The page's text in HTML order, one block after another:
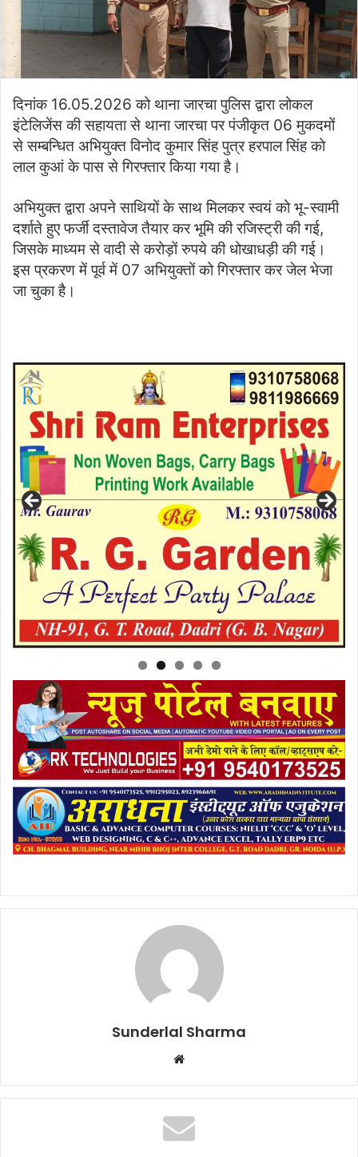
दिनांक 16.05.2026 को थाना जारचा पुलिस द्वारा लोकल
इंटेलिजेंस की सहायता से थाना जारचा पर पंजीकृत 06 मुकदमों
से सम्बन्धित अभियुक्त विनोद कुमार सिंह पुत्र हरपाल सिंह को
लाल कुआं के पास से गिरफ्तार किया गया है।
अभियुक्त द्वारा अपने साथियों के साथ मिलकर स्वयं को भू-स्वामी
दर्शाते हुए फर्जी दस्तावेज तैयार कर भूमि की रजिस्ट्री की गई,
जिसके माध्यम से वादी से करोड़ों रुपये की धोखाधड़ी की गई।
इस प्रकरण में पूर्व में 07 अभियुक्तों को गिरफ्तार कर जेल भेजा
जा चुका है।
Sunderlal Sharma
Website